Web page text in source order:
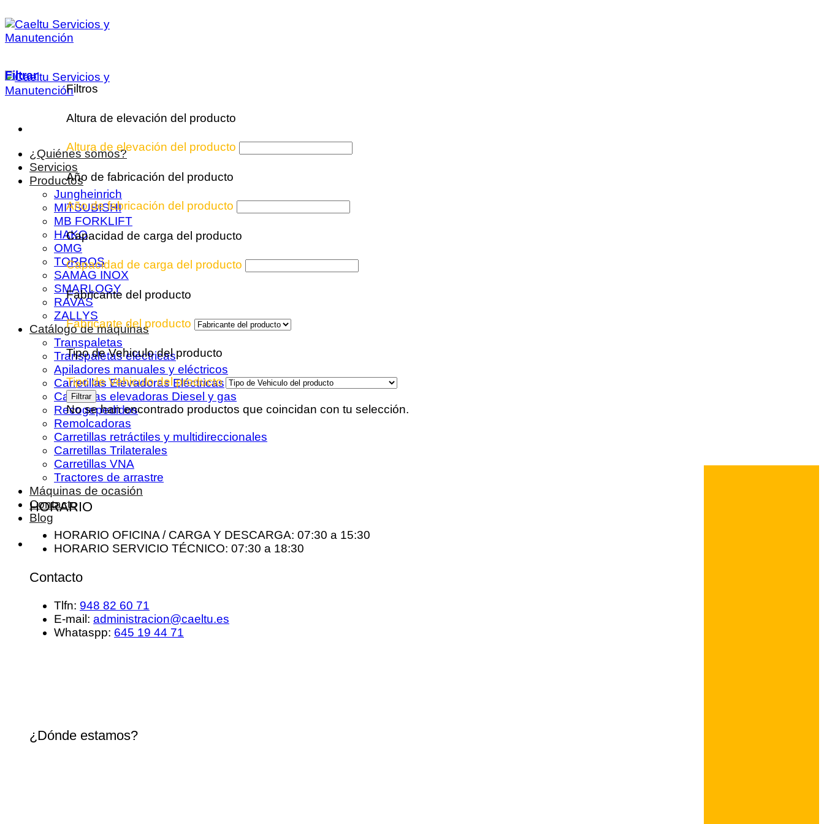
al
contenido
¿Quiénes somos?
Servicios
Productos
Jungheinrich
MITSUBISHI
MB FORKLIFT
HAKO
OMG
TORROS
SAMAG INOX
SMARLOGY
RAVAS
ZALLYS
Catálogo de máquinas
Transpaletas
Transpaletas eléctricas
Apiladores manuales y eléctricos
Carretillas Elevadoras Eléctricas
Carretillas elevadoras Diesel y gas
Recogepedidos
Remolcadoras
Carretillas retráctiles y multidireccionales
Carretillas Trilaterales
Carretillas VNA
Tractores de arrastre
Máquinas de ocasión
Contacto
Blog
Filtrar
Filtros
Altura de elevación del producto
Altura de elevación del producto
Año de fabricación del producto
Año de fabricación del producto
Capacidad de carga del producto
Capacidad de carga del producto
Fabricante del producto
Fabricante del producto
Tipo de Vehiculo del producto
Tipo de Vehiculo del producto
Filtrar
No se han encontrado productos que coincidan con tu selección.
HORARIO
HORARIO OFICINA / CARGA Y DESCARGA: 07:30 a 15:30
HORARIO SERVICIO TÉCNICO: 07:30 a 18:30
Contacto
Tlfn: 948 82 60 71
E-mail: administracion@caeltu.es
Whataspp: 645 19 44 71
¿Dónde estamos?